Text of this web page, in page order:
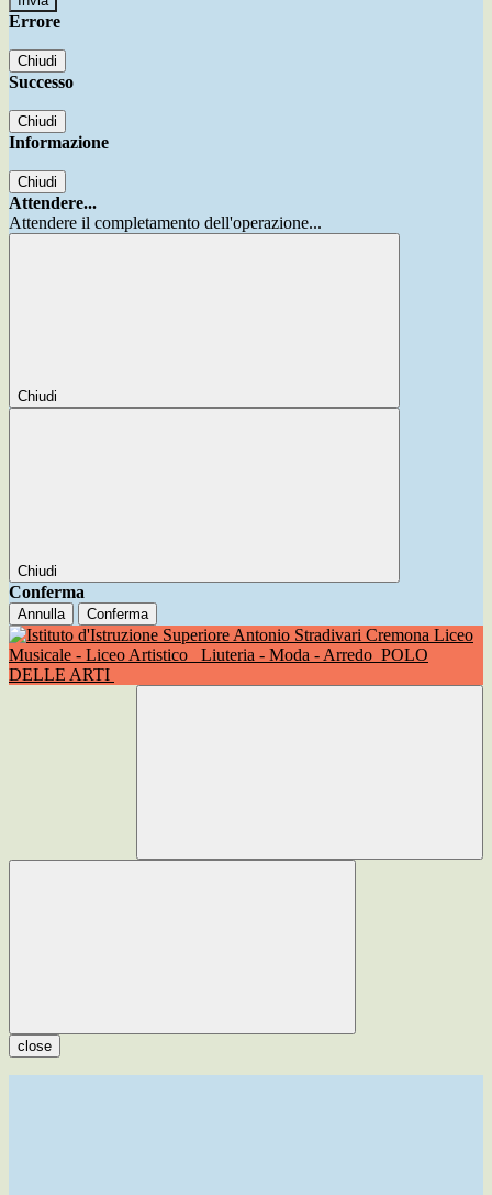
Errore
Chiudi
Successo
Chiudi
Informazione
Chiudi
Attendere...
Attendere il completamento dell'operazione...
Chiudi
Chiudi
Conferma
Annulla Conferma
Liceo
Musicale - Liceo Artistico
Liuteria - Moda - Arredo POLO
DELLE ARTI
close